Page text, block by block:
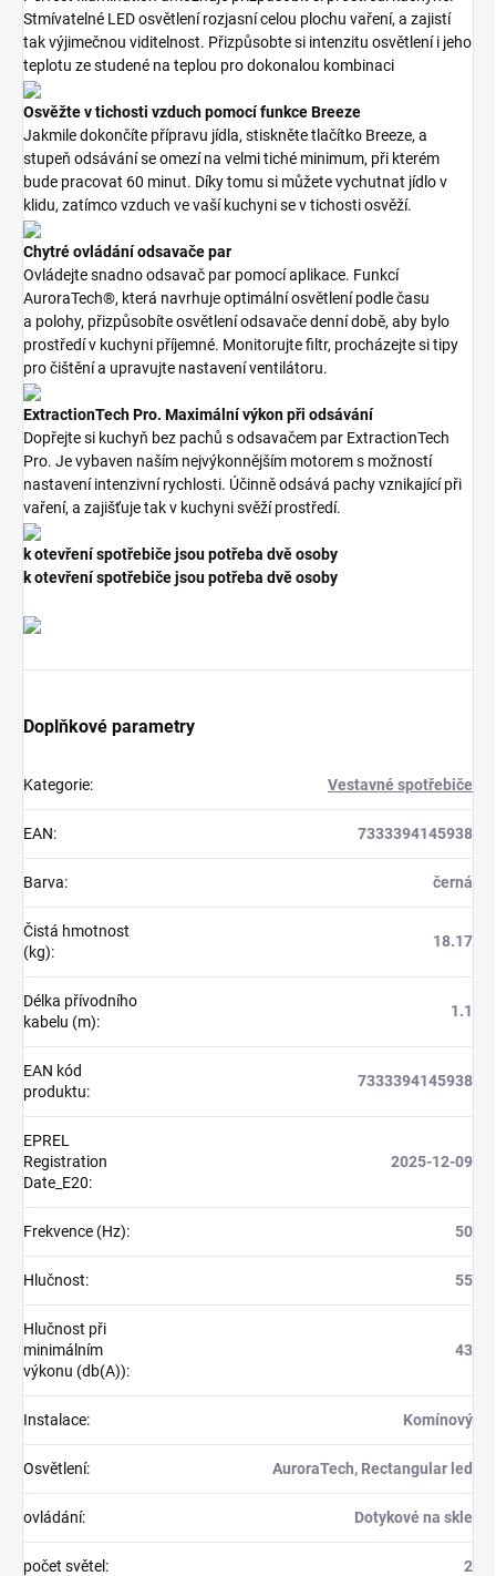
Stmívatelné LED osvětlení rozjasní celou plochu vaření, a zajistí
tak výjimečnou viditelnost. Přizpůsobte si intenzitu osvětlení i jeho
teplotu ze studené na teplou pro dokonalou kombinaci
Osvěžte v tichosti vzduch pomocí funkce Breeze
Jakmile dokončíte přípravu jídla, stiskněte tlačítko Breeze, a
stupeň odsávání se omezí na velmi tiché minimum, při kterém
bude pracovat 60 minut. Díky tomu si můžete vychutnat jídlo v
klidu, zatímco vzduch ve vaší kuchyni se v tichosti osvěží.
Chytré ovládání odsavače par
Ovládejte snadno odsavač par pomocí aplikace. Funkcí
AuroraTech®, která navrhuje optimální osvětlení podle času
a polohy, přizpůsobíte osvětlení odsavače denní době, aby bylo
prostředí v kuchyni příjemné. Monitorujte filtr, procházejte si tipy
pro čištění a upravujte nastavení ventilátoru.
ExtractionTech Pro. Maximální výkon při odsávání
Dopřejte si kuchyň bez pachů s odsavačem par ExtractionTech
Pro. Je vybaven naším nejvýkonnějším motorem s možností
nastavení intenzivní rychlosti. Účinně odsává pachy vznikající při
vaření, a zajišťuje tak v kuchyni svěží prostředí.
k otevření spotřebiče jsou potřeba dvě osoby
k otevření spotřebiče jsou potřeba dvě osoby
Doplňkové parametry
Kategorie: Vestavné spotřebiče
EAN: 7333394145938
Barva: černá
Čistá hmotnost
(kg):
18.17
Délka přívodního
kabelu (m):
1.1
EAN kód
produktu:
7333394145938
EPREL
Registration
Date_E20:
2025-12-09
Frekvence (Hz): 50
Hlučnost: 55
Hlučnost při
minimálním
výkonu (db(A)):
43
Instalace: Komínový
Osvětlení: AuroraTech, Rectangular led
ovládání: Dotykové na skle
počet světel : 2